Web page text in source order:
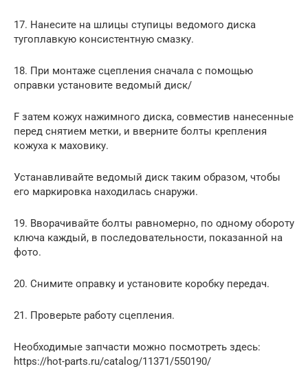
17. Нанесите на шлицы ступицы ведомого диска
тугоплавкую консистентную смазку.
18. При монтаже сцепления сначала с помощью
оправки установите ведомый диск/
F затем кожух нажимного диска, совместив нанесенные
перед снятием метки, и вверните болты крепления
кожуха к маховику.
Устанавливайте ведомый диск таким образом, чтобы
его маркировка находилась снаружи.
19. Вворачивайте болты равномерно, по одному обороту
ключа каждый, в последовательности, показанной на
фото.
20. Снимите оправку и установите коробку передач.
21. Проверьте работу сцепления.
Необходимые запчасти можно посмотреть здесь:
https://hot-parts.ru/catalog/11371/550190/